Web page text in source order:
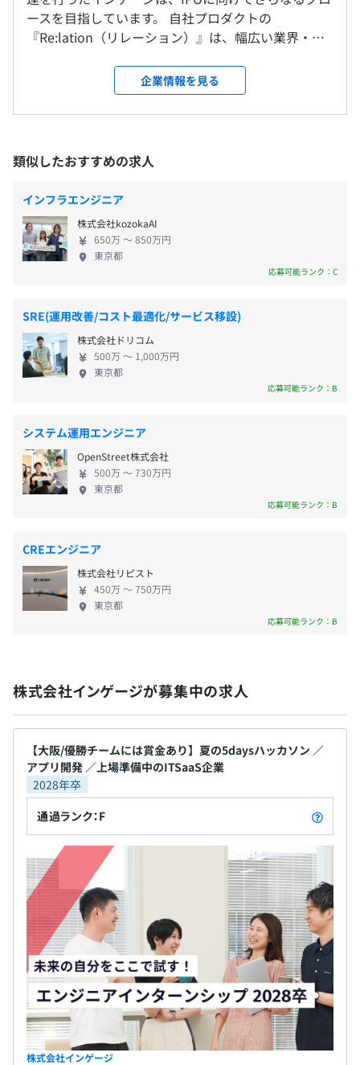
Re:lation 』：チームでメール・SNSといったお問い
合わせ窓口を一元管理し、リアルタイムに共有するシステ
る化にもつながり、対応ミスや漏れを未然に防ぎます。
や自動振り分け設定なども可能なため、応対スピードも飛
躍的に高まり、不要なCC・BCCメールもなくなります。
人によってばらつきのあるメールの質を一定に保ち、属人
化しがちなメール業務のノウハウをチームの共有知に変え
ることで、対応品質の向上につなげることができます。
■エディタ費用・部費・勉強代などはべて会社負担／技術
者としての成長を応援しています！
・エディタ：エディタは自由に選択できます。
なセッションをおこなっています。
・カンファレンス参加支援：RubyKaigiなどのカンファレ
ンスへの参加を支援します。
・書籍購入制度：技術書から経営本まで、読みたい本を購
制度があります。（部費は会社負担）
MacBook Pro もしくは Windows から選択できます。
Docker、Terraform、Datadog
PyTorch
変更なし
受動喫煙防止措置に関する事項
※試用期間後から時差出勤可能
休憩時間：60分（※昼食時間は業務の都合により各々の
自主性に任せています）
平均残業時間：平均10-20時間／月
・完全週休2日制（土・日）
・年末年始休暇
・夏季休暇
・年次有給休暇（有休は1時間単位で使用可能です）
通勤交通費（45,000円／月まで）
給与改定：年1回
雇用保険、労災保険、健康保険、厚生年金保険
3カ月（条件などの変更はありません）
ースを目指しています。 自社プロダクトの
『Re:lation（リレーション）』は、幅広い業界・規
増加しています。 導入社数の急増に伴いユースケー
スや要望も多様化しており、今まで以上に素早いプ
ロダクトの強化や新規プロダクトの開発が求められ
せんか？ ◆自社サービスについて 主力サービスであ
る『Re:lation』はメール・電話・チャット・SNSな
どマルチチャネルの問い合わせを集約し、複数ユー
ザーで共有・管理ができるSaaSプロダクトです。対
応漏れや二重対応などの課題を解決して問い合わせ
業務の効率化、品質向上を支援しています。 ◆導入
企業数6,000社以上のサービスに成長、将来的には
らエンタープライズ企業まで多岐に渡り、業種業態
も問わず幅広い企業に導入いただいています。 ＜導
入クライアント＞ ※一部、敬称略 カルビー株式会
社、クックパッド株式会社、株式会社日本旅行、株
式会社SUPER STUDIO、DINETTE株式会社、株式会
式会社エアトリ、株式会社ぐるなび、株式会社PR
TIMES、KEYUCA、株式会社マザーハウス など ◆
一緒に働く仲間について ・大手IT企業のグロース期
にBtoBクラウドサービス開発をした執行役員 ・小学
生からプログラミングをはじめ、40年近くプログラ
エンドエンジニア など、さまざまなバックグラウ
ンド ◆当ポジションの魅力 ・Ruby生みの親『まつも
とゆきひろ氏』が技術顧問として参画しており、経
営陣も元エンジニアのため、技術カルチャーが深い
また自分の意見が反映されやすい環境です。 ・自社
製品のため自分の作った機能が直接カスタマーサク
セスにつながることを実感できます。 ・毎月着実に
売上を伸ばしており、これからさらに大きくなって
いく会社です。それぞれのフェーズごとに課題やチャ
レンジがあり、会社の成長と共に自身も成長するこ
とができます。 ・20代から50代まで幅広い年代のエ
ンジニアが活躍中！様々なバックグラウンドを持つ
社員同士で勉強会などを通じながらスキルアップし
ています。
企業情報を見る
類似したおすすめの求人
インフラエンジニア
株式会社kozokaAI
650万 〜 850万円
東京都
応募可能ランク：C
SRE(運用改善/コスト最適化/サービス移設)
株式会社ドリコム
500万 〜 1,000万円
東京都
応募可能ランク：B
システム運用エンジニア
OpenStreet株式会社
500万 〜 730万円
東京都
応募可能ランク：B
CREエンジニア
株式会社リピスト
450万 〜 750万円
東京都
応募可能ランク：B
株式会社インゲージが募集中の求人
【大阪/優勝チームには賞金あり】夏の5daysハッカソン ／
アプリ開発 ／上場準備中のITSaaS企業
2028年卒
通過ランク：F
株式会社インゲージ